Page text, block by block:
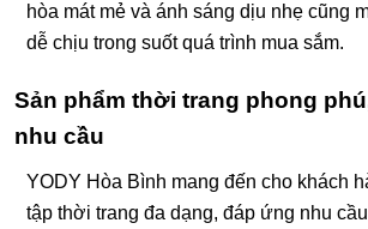
hòa mát mẻ và ánh sáng dịu nhẹ cũng
dễ chịu trong suốt quá trình mua sắm.
Sản phẩm thời trang phong
nhu cầu
YODY Hòa Bình mang đến cho khách
tập thời trang đa dạng, đáp ứng nhu